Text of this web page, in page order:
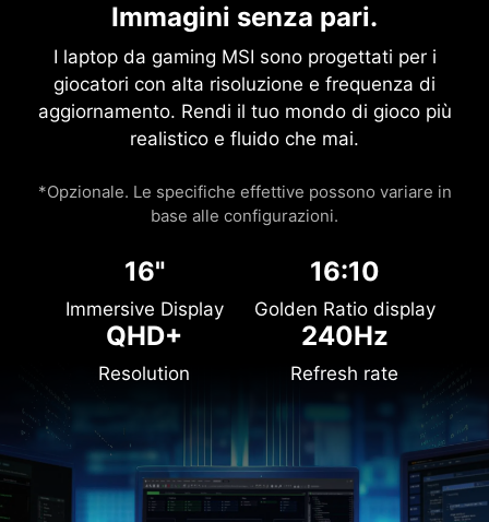
Immagini senza pari.
I laptop da gaming MSI sono progettati per i
giocatori con alta risoluzione e frequenza di
aggiornamento. Rendi il tuo mondo di gioco più
realistico e fluido che mai.
*Opzionale. Le specifiche effettive possono variare in
base alle configurazioni.
16"
Immersive Display
16:10
Golden Ratio display
QHD+
Resolution
240Hz
Refresh rate